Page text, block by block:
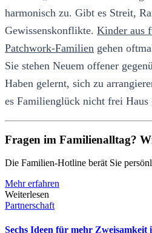
harmonisch zu. Gibt es Streit,
Gewissenskonflikte. Kinder aus
Patchwork-Familien gehen
Sie stehen Neuem offener
Haben gelernt, sich zu
es Familienglück nicht frei Haus
Fragen im Familienalltag?
Die Familien-Hotline berät Sie
Mehr erfahren
Weiterlesen
Partnerschaft
Sechs Ideen für mehr Zweisamkeit